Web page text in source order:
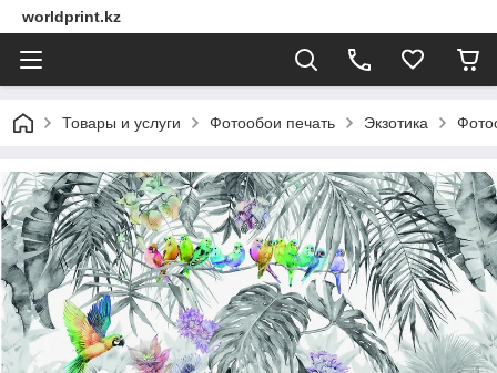
worldprint.kz
Товары и услуги Фотообои печать Экзотика